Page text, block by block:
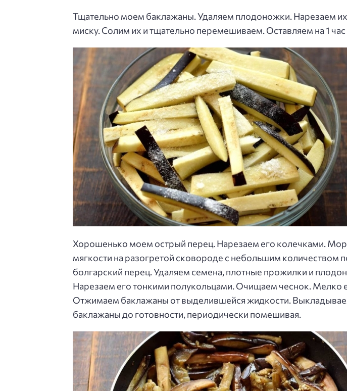
Тщательно моем баклажаны. Удаляем плодоножки. Нарезаем
миску. Солим их и тщательно перемешиваем. Оставляем на 1
Хорошенько моем острый перец. Нарезаем его колечками.
мягкости на разогретой сковороде с небольшим
болгарский перец. Удаляем семена, плотные прожилки и
Нарезаем его тонкими полукольцами. Очищаем чеснок.
Отжимаем баклажаны от выделившейся жидкости.
баклажаны до готовности, периодически помешивая.